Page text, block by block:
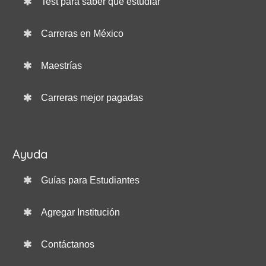
Carreras en México
Maestrías
Carreras mejor pagadas
Ayuda
Guías para Estudiantes
Agregar Institución
Contáctanos